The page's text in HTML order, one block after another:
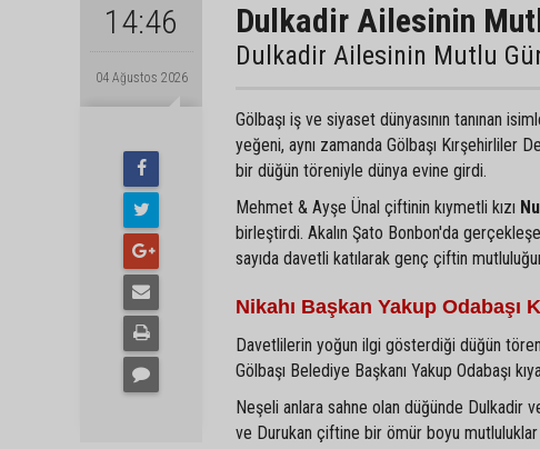
14:46
04 Ağustos 2026
Dulkadir Ailesinin
Dulkadir Ailesinin Mutlu
Gölbaşı iş ve siyaset dünyasının tanınan
yeğeni, aynı zamanda Gölbaşı Kırşehirliler
bir düğün töreniyle dünya evine girdi.
Mehmet & Ayşe Ünal çiftinin kıymetli kızı
birleştirdi. Akalın Şato Bonbon'da
sayıda davetli katılarak genç çiftin
Nikahı Başkan Yakup Odabaşı
Davetlilerin yoğun ilgi gösterdiği düğün
Gölbaşı Belediye Başkanı Yakup Odabaşı
Neşeli anlara sahne olan düğünde Dulkadir
ve Durukan çiftine bir ömür boyu